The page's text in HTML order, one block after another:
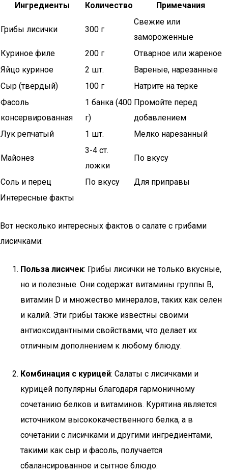
Ингредиенты Количество Примечания
Грибы лисички 300 г
Свежие или
замороженные
Куриное филе
200 г
Отварное или жареное
Яйцо куриное
2 шт.
Вареные, нарезанные
Сыр (твердый)
100 г
Натрите на терке
Фасоль
консервированная
1 банка (400
г)
Промойте перед
добавлением
Лук репчатый
1 шт. Мелко нарезанный
Майонез
3-4 ст.
ложки
По вкусу
Соль и перец По вкусу
Для приправы
Интересные факты
Вот несколько интересных фактов о салате с грибами
лисичками:
Польза лисичек: Грибы лисички не только вкусные,
но и полезные. Они содержат витамины группы B,
витамин D и множество минералов, таких как селен
и калий. Эти грибы также известны своими
антиоксидантными свойствами, что делает их
отличным дополнением к любому блюду.
Комбинация с курицей: Салаты с лисичками и
курицей популярны благодаря гармоничному
сочетанию белков и витаминов. Курятина является
источником высококачественного белка, а в
сочетании с лисичками и другими ингредиентами,
такими как сыр и фасоль, получается
сбалансированное и сытное блюдо.